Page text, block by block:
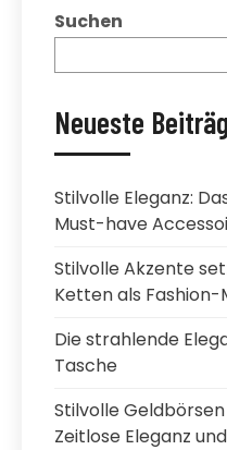
Suchen
Neueste
Stilvolle Eleganz:
Must-have
Stilvolle Akzente
Ketten als
Die strahlende
Tasche
Stilvolle
Zeitlose Eleganz